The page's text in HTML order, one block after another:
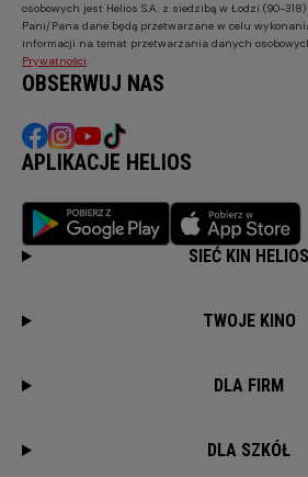
osobowych jest Helios S.A. z siedzibą w Łodzi (90-
Pani/Pana dane będą przetwarzane w celu
informacji na temat przetwarzania danych
Prywatności.
OBSERWUJ NAS
APLIKACJE HELIOS
SIEĆ KIN HELIOS
TWOJE KINO
DLA FIRM
DLA SZKÓŁ